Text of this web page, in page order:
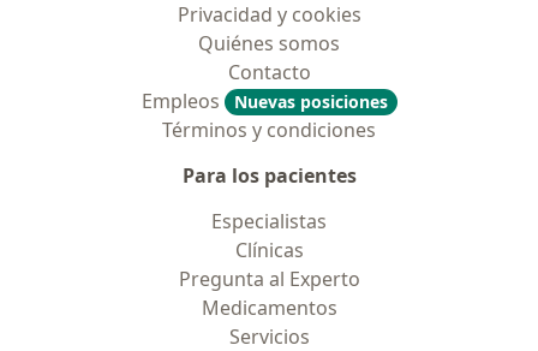
Privacidad y cookies
Quiénes somos
Contacto
Empleos
Nuevas posiciones
Términos y condiciones
Para los pacientes
Especialistas
Clínicas
Pregunta al Experto
Medicamentos
Servicios